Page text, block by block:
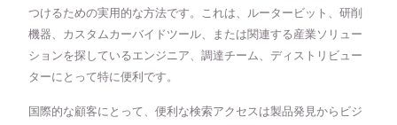
つけるための実用的な方法です。これは、ルータービット、研削
機器、カスタムカーバイドツール、または関連する産業ソリュー
ションを探しているエンジニア、調達チーム、ディストリビュー
ターにとって特に便利です。
国際的な顧客にとって、便利な検索アクセスは製品発見からビジ